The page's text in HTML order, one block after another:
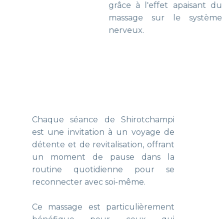
grâce à l'effet apaisant du
massage sur le système
routine quotidienne pour se
reconnecter avec soi-même.
Ce massage est particulièrement
bénéfique pour ceux qui
cherchent à soulager les tensions
écrans ou au stress mental, offrant